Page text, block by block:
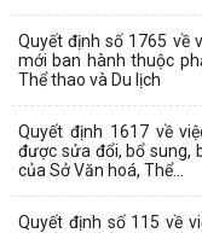
Quyết định số 1765 về
mới ban hành thuộc
Thể thao và Du lịch
Quyết định 1617 về
được sửa đổi, bổ sung,
của Sở Văn hoá, Thể...
Quyết định số 115 về